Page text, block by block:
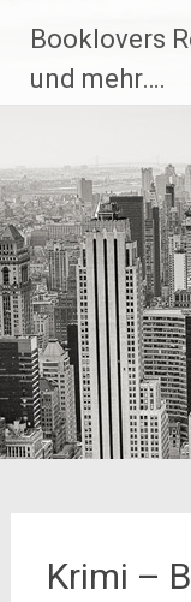
Inhalt
springen
Booklovers
und mehr….
Krimi –